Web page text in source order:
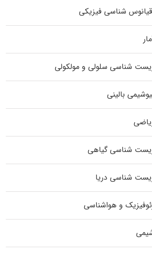
شناسی فیزیکی
شناسی سلولی و مولکولی
بالینی
شناسی گیاهی
شناسی دریا
و هواشناسی